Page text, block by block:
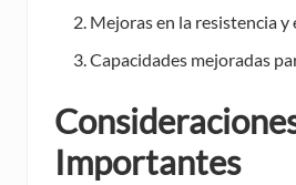
Mejoras en la resistencia
Capacidades mejoradas
Importantes